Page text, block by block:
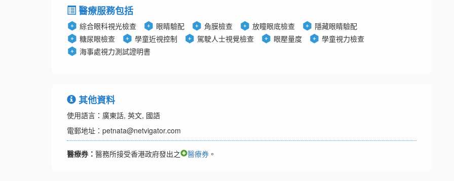
醫療服務包括
綜合眼科視光檢查 眼睛驗配 角膜檢查 放瞳眼底檢查
隱藏眼睛驗配
糖尿眼檢查
學童近視控制 駕駛人士視覺檢查 眼壓量度
學童視力檢查
海事處視力測試證明書
其他資料
使用語言：廣東話, 英文, 國語
電郵地址：petnata@netvigator.com
醫療券： 醫務所接受香港政府發出之 醫療券 。